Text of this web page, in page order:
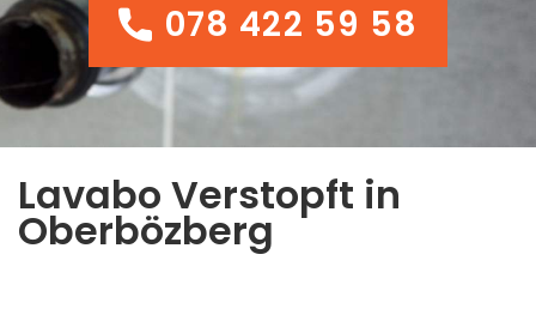
078 422 59 58
078 422 59 58
Lavabo Verstopft in
Oberbözberg